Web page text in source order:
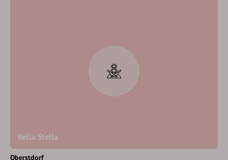
Bella Stella
Oberstdorf